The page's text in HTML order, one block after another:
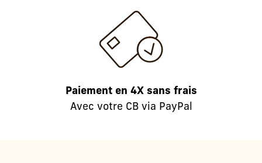
Paiement en 4X sans frais
Avec votre CB via PayPal